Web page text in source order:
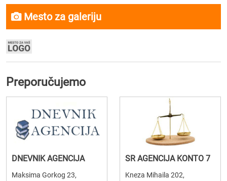
Mesto za galeriju
Preporučujemo
DNEVNIK AGENCIJA
Maksima Gorkog 23,
SR AGENCIJA KONTO 7
Kneza Mihaila 202,